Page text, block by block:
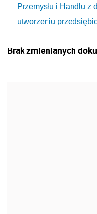
Przemysłu i Handlu z
utworzeniu
Brak zmienianych